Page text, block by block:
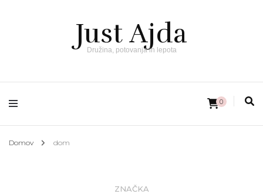
Just Ajda
Družina, potovanja in lepota
0
Domov dom
ZNAČKA